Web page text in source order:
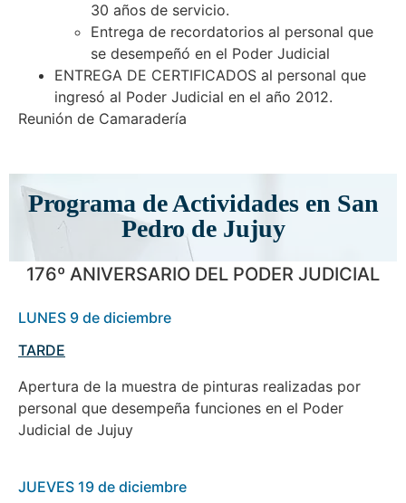
30 años de servicio.
Entrega de recordatorios al personal que
se desempeñó en el Poder Judicial
ENTREGA DE CERTIFICADOS al personal que
ingresó al Poder Judicial en el año 2012.
Reunión de Camaradería
Programa de Actividades en San
Pedro de Jujuy
176º ANIVERSARIO DEL PODER JUDICIAL
LUNES 9 de diciembre
TARDE
Apertura de la muestra de pinturas realizadas por
personal que desempeña funciones en el Poder
Judicial de Jujuy
JUEVES 19 de diciembre